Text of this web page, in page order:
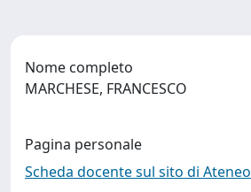
Nome completo
MARCHESE, FRANCESCO
Pagina personale
Scheda docente sul sito di Ateneo